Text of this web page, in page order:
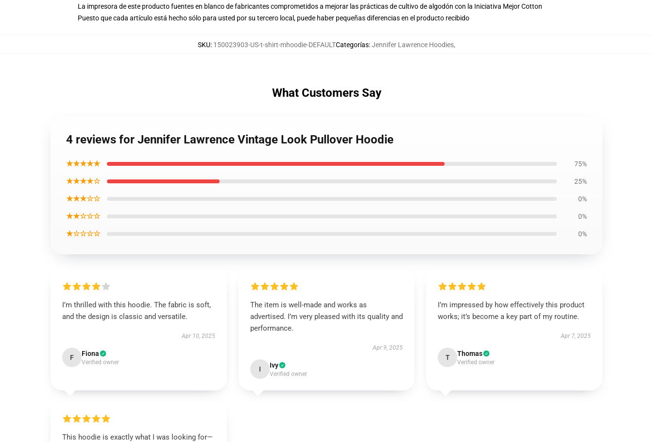
La impresora de este producto fuentes en blanco de fabricantes comprometidos a mejorar las prácticas de cultivo de algodón con la Iniciativa Mejor Cotton
Puesto que cada artículo está hecho sólo para usted por su tercero local, puede haber pequeñas diferencias en el producto recibido
SKU: 150023903-US-t-shirt-mhoodie-DEFAULTCategorías:Jennifer Lawrence Hoodies,
What Customers Say
4 reviews for Jennifer Lawrence Vintage Look Pullover Hoodie
★★★★★ 75%
★★★★☆ 25%
★★★☆☆ 0%
★★☆☆☆ 0%
★☆☆☆☆ 0%
I’m thrilled with this hoodie. The fabric is soft,
and the design is classic and versatile.
Apr 10, 2025
F Fiona
Verified owner
The item is well-made and works as
advertised. I’m very pleased with its quality and
performance.
Apr 9, 2025
I Ivy
Verified owner
I’m impressed by how effectively this product
works; it’s become a key part of my routine.
Apr 7, 2025
T Thomas
Verified owner
This hoodie is exactly what I was looking for—